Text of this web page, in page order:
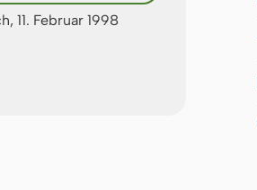
11. Februar 1998